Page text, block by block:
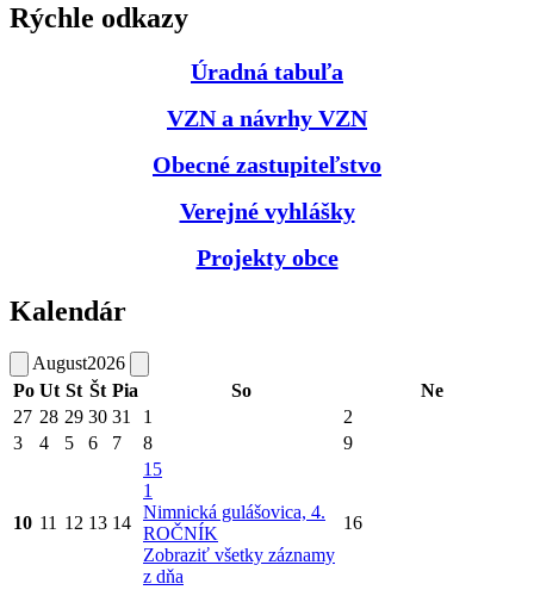
Rýchle odkazy
Úradná tabuľa
VZN a návrhy VZN
Obecné zastupiteľstvo
Verejné vyhlášky
Projekty obce
Kalendár
August2026
Po Ut St Št Pia So
Ne
27 28 29 30 31 1
2
3
4 5 6 7 8 9
10 11 12 13 14
15
1
Nimnická gulášovica, 4.
ROČNÍK
Zobraziť všetky záznamy
z dňa
16